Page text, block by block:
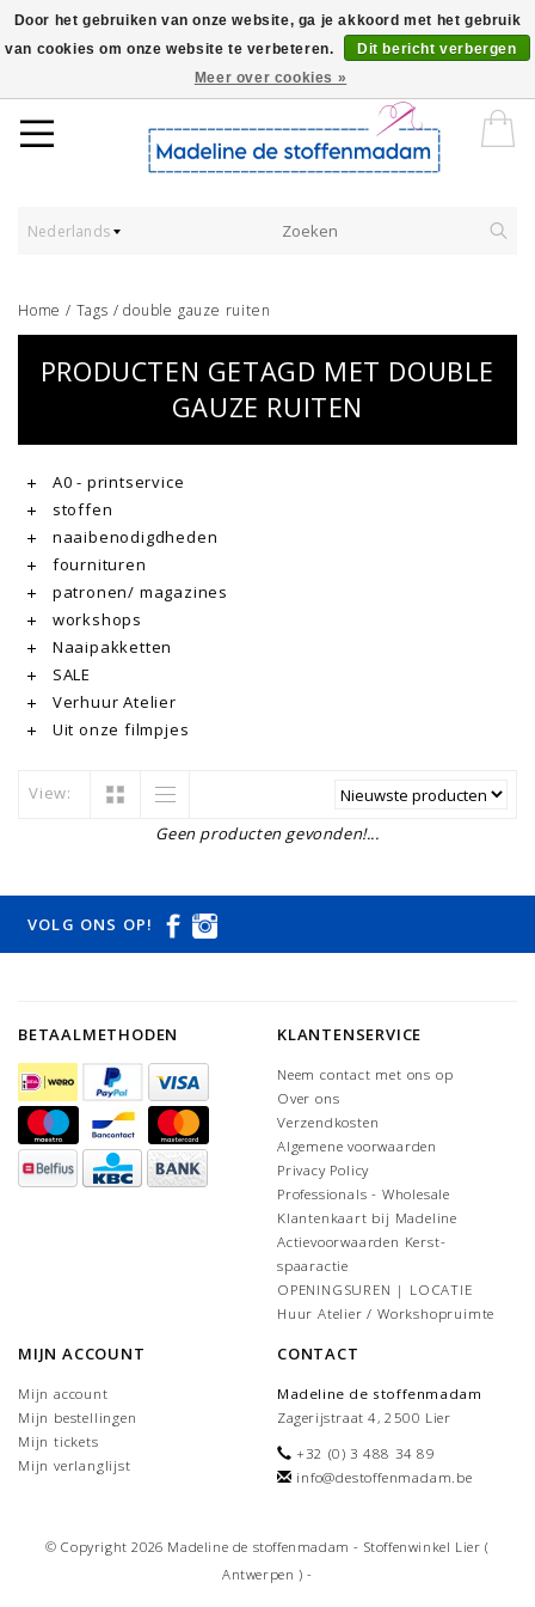
Worldwide Shipping - Onze stoffen worden verkocht per 10 cm.
Nederlands
Home / Tags /double gauze ruiten
PRODUCTEN GETAGD MET DOUBLE
GAUZE RUITEN
A0 - printservice
stoffen
naaibenodigdheden
fournituren
patronen/ magazines
workshops
Naaipakketten
SALE
Verhuur Atelier
Uit onze filmpjes
View:
Geen producten gevonden!...
VOLG ONS OP!
BETAALMETHODEN KLANTENSERVICE
Neem contact met ons op
Over ons
Verzendkosten
Algemene voorwaarden
Privacy Policy
Professionals - Wholesale
Klantenkaart bij Madeline
Actievoorwaarden Kerst-
spaaractie
OPENINGSUREN | LOCATIE
Huur Atelier / Workshopruimte
MIJN ACCOUNT
Mijn account
Mijn bestellingen
Mijn tickets
Mijn verlanglijst
CONTACT
Madeline de stoffenmadam
Zagerijstraat 4, 2500 Lier
+32 (0) 3 488 34 89
info@destoffenmadam.be
© Copyright 2026 Madeline de stoffenmadam - Stoffenwinkel Lier (
Antwerpen ) -
Door het gebruiken van onze website, ga je akkoord met het gebruik
van cookies om onze website te verbeteren.
Dit bericht verbergen
Meer over cookies »